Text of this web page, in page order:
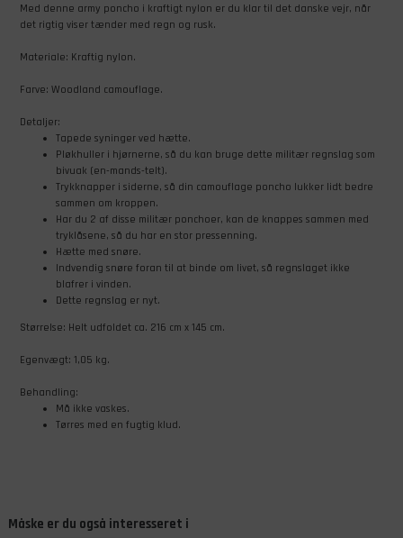
Med denne army poncho i kraftigt nylon er du klar til det danske vejr, når
det rigtig viser tænder med regn og rusk.
Materiale: Kraftig nylon.
Farve: Woodland camouflage.
Detaljer:
Tapede syninger ved hætte.
Pløkhuller i hjørnerne, så du kan bruge dette militær regnslag som
bivuak (en-mands-telt).
Trykknapper i siderne, så din camouflage poncho lukker lidt bedre
sammen om kroppen.
Har du 2 af disse militær ponchoer, kan de knappes sammen med
tryklåsene, så du har en stor pressenning.
Hætte med snøre.
Indvendig snøre foran til at binde om livet, så regnslaget ikke
blafrer i vinden.
Dette regnslag er nyt.
Størrelse: Helt udfoldet ca. 216 cm x 145 cm.
Egenvægt: 1,05 kg.
Behandling:
​Må ikke vaskes.
​Tørres med en fugtig klud.
Måske er du også interesseret i